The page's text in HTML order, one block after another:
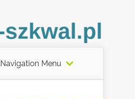
Navigation Menu